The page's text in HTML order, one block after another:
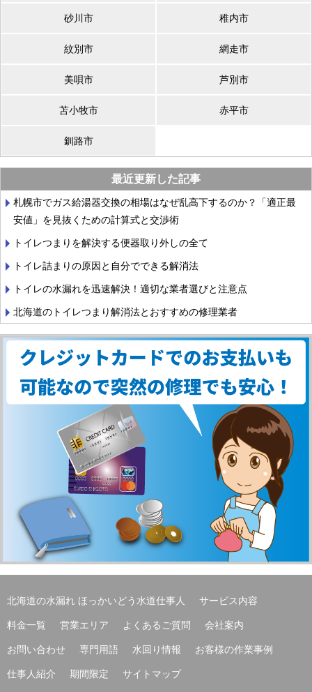
砂川市 稚内市
紋別市 網走市
美唄市 芦別市
苫小牧市 赤平市
釧路市
最近更新した記事
札幌市でガス給湯器交換の相場はなぜ乱高下するのか？「適正最
安値」を見抜くための計算式と交渉術
トイレつまりを解決する便器取り外しの全て
トイレ詰まりの原因と自分でできる解消法
トイレの水漏れを迅速解決！適切な業者選びと注意点
北海道のトイレつまり解消法とおすすめの修理業者
北海道の水漏れ ほっかいどう水道仕事人 サービス内容
料金一覧 営業エリア よくあるご質問 会社案内
お問い合わせ 専門用語 水回り情報 お客様の作業事例
仕事人紹介 期間限定 サイトマップ